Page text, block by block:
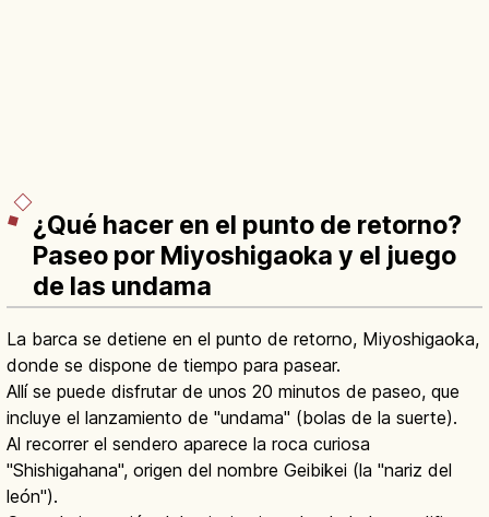
¿Qué hacer en el punto de retorno?
Paseo por Miyoshigaoka y el juego
de las undama
La barca se detiene en el punto de retorno, Miyoshigaoka,
donde se dispone de tiempo para pasear.
Allí se puede disfrutar de unos 20 minutos de paseo, que
incluye el lanzamiento de "undama" (bolas de la suerte).
Al recorrer el sendero aparece la roca curiosa
"Shishigahana", origen del nombre Geibikei (la "nariz del
león").